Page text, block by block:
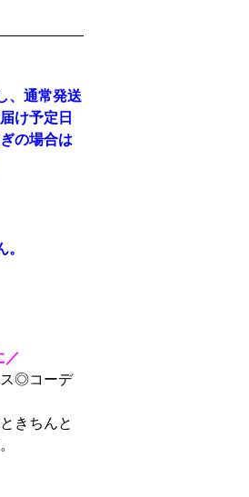
、通常発送
け予定日
の場合は
／
ス◎コーデ
きちんと